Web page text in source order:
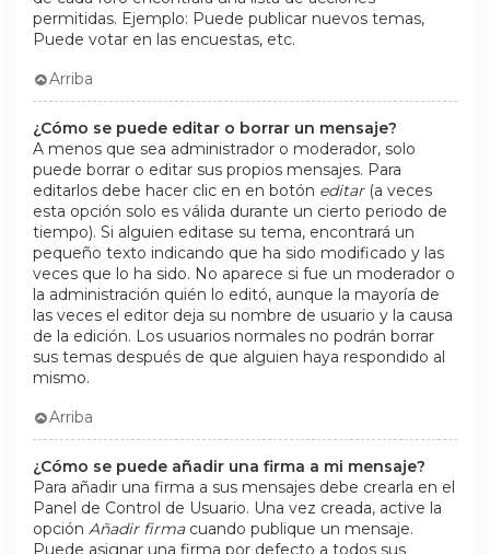
permitidas. Ejemplo: Puede publicar nuevos temas,
Puede votar en las encuestas, etc.
Arriba
¿Cómo se puede editar o borrar un mensaje?
A menos que sea administrador o moderador, solo
puede borrar o editar sus propios mensajes. Para
editarlos debe hacer clic en en botón editar(a veces
esta opción solo es válida durante un cierto periodo de
tiempo). Si alguien editase su tema, encontrará un
pequeño texto indicando que ha sido modificado y las
veces que lo ha sido. No aparece si fue un moderador o
la administración quién lo editó, aunque la mayoría de
las veces el editor deja su nombre de usuario y la causa
de la edición. Los usuarios normales no podrán borrar
sus temas después de que alguien haya respondido al
mismo.
Arriba
¿Cómo se puede añadir una firma a mi mensaje?
Para añadir una firma a sus mensajes debe crearla en el
Panel de Control de Usuario. Una vez creada, active la
opción Añadir firmacuando publique un mensaje.
Puede asignar una firma por defecto a todos sus